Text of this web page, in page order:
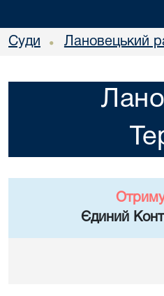
Суди • Лановецький
Єдиний